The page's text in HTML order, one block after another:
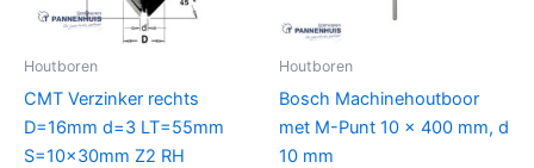
Houtboren
CMT Verzinker rechts
D=16mm d=3 LT=55mm
S=10x30mm Z2 RH
Houtboren
Bosch Machinehoutboor
met M-Punt 10 x 400 mm, d
10 mm